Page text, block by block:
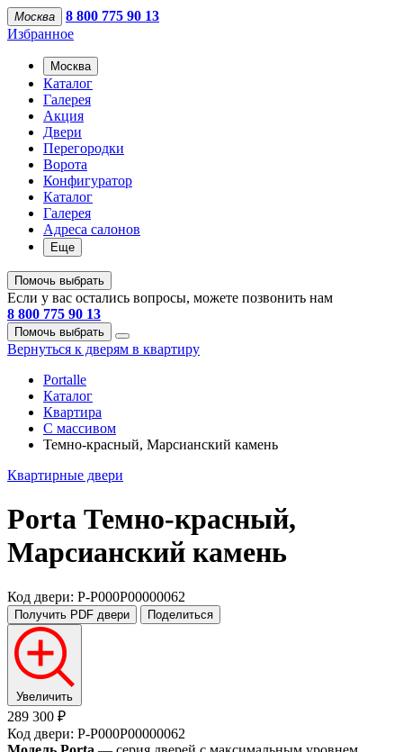
Москва
8 800 775 90 13
Избранное
Москва
Каталог
Галерея
Акция
Двери
Перегородки
Ворота
Конфигуратор
Каталог
Галерея
Адреса салонов
Еще
Помочь выбрать
Если у вас остались вопросы, можете позвонить нам
8 800 775 90 13
Помочь выбрать
Вернуться к дверям в квартиру
Portalle
Каталог
Квартира
С массивом
Темно-красный, Марсианский камень
Квартирные двери
Porta Темно-красный,
Марсианский камень
Код двери: P-P000P00000062
Получить PDF двери Поделиться
Увеличить
289 300 ₽
Код двери: P-P000P00000062